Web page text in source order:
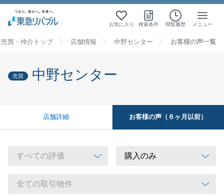
お気に入り 検索条件 閲覧履歴 メニュー
買・仲介トップ 店舗情報 中野センター お客様の声一覧
売買 中野センター
店舗詳細 お客様の声（６ヶ月以前）